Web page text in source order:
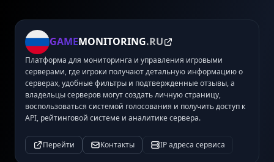
GAMEMONITORING.RU
Платформа для мониторинга и управления игровыми
серверами, где игроки получают детальную информацию о
серверах, удобные фильтры и подтвержденные отзывы, а
владельцы серверов могут создать личную страницу,
воспользоваться системой голосования и получить доступ к
API, рейтинговой системе и аналитике сервера.
Перейти Контакты IP адреса сервиса